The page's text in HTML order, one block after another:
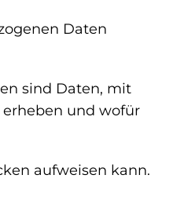
Daten
sind Daten, mit
und wofür
aufweisen kann.